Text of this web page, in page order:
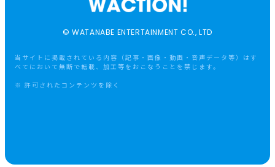
© WATANABE ENTERTAINMENT CO., LTD
当サイトに掲載されている内容（記事・画像・動画・音声データ等）はす
べてにおいて無断で転載、加工等をおこなうことを禁じます。
※ 許可されたコンテンツを除く